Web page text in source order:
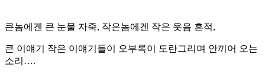
큰놈에겐 큰 눈물 자죽, 작은놈에겐 작은 웃음 흔적,
큰 이얘기 작은 이얘기들이 오부록이 도란그리며 안끼어 오는
소리….